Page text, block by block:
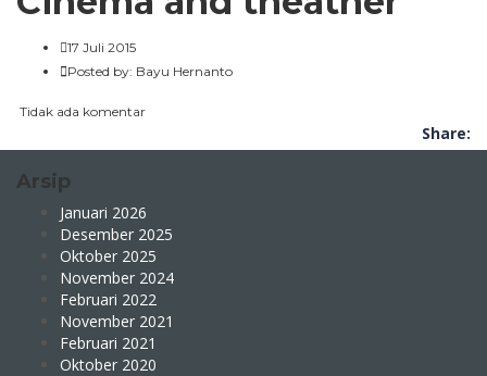
17 Juli 2015
Posted by: Bayu Hernanto
Tidak ada komentar
Share:
Arsip
Januari 2026
Desember 2025
Oktober 2025
November 2024
Februari 2022
November 2021
Februari 2021
Oktober 2020